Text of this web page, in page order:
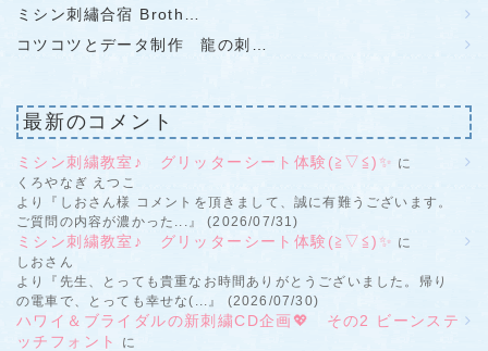
ミシン刺繡合宿 Broth…
コツコツとデータ制作 龍の刺…
最新のコメント
ミシン刺繍教室♪ グリッターシート体験(≧▽≦)✨ に
くろやなぎ えつこ
より『しおさん様 コメントを頂きまして、誠に有難うございます。
ご質問の内容が濃かった...』 (2026/07/31)
ミシン刺繍教室♪ グリッターシート体験(≧▽≦)✨ に
しおさん
より『先生、とっても貴重なお時間ありがとうございました。帰り
の電車で、とっても幸せな(...』 (2026/07/30)
ハワイ＆ブライダルの新刺繍CD企画💖 その2 ビーンステ
ッチフォント
に